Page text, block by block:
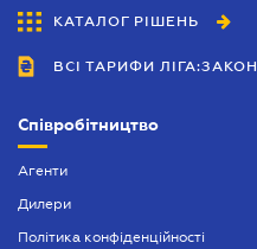
Запрошення іноземця в Україні
Засвідчення копій документів
Нотаріально завірений переклад
Оформлення афідевіта
КАТАЛОГ РІШЕНЬ
ВСІ ТАРИФИ ЛІГА:ЗАКОН
Співробітництво
Агенти
Дилери
Політика конфіденційності